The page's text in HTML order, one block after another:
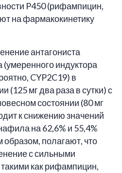
P450 (рифампицин,
на фармакокинетику
антагониста
индуктора
CYP2C19) в
(125 мг два раза в сутки) с
состоянии (80 мг
к снижению значений
на 62,6% и 55,4%
образом, полагают, что
с сильными
как рифампицин,